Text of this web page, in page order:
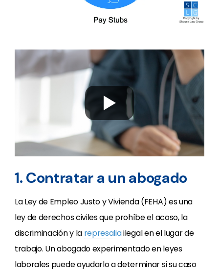
1. Contratar a un abogado
La Ley de Empleo Justo y Vivienda (FEHA) es una
ley de derechos civiles que prohíbe el acoso, la
discriminación y la represaliailegal en el lugar de
trabajo. Un abogado experimentado en leyes
laborales puede ayudarlo a determinar si su caso